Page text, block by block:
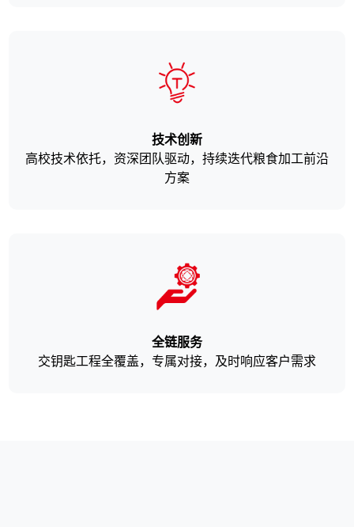
技术创新
高校技术依托，资深团队驱动，持续迭代粮食加工前沿
方案
全链服务
交钥匙工程全覆盖，专属对接，及时响应客户需求